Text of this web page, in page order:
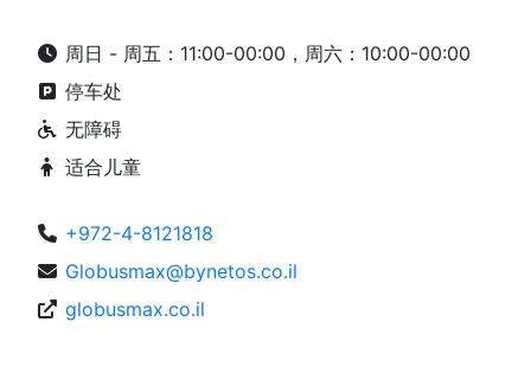
周日 - 周五：11:00-00:00，周六：10:00-00:00
停车处
无障碍
适合儿童
+972-4-8121818
Globusmax@bynetos.co.il
globusmax.co.il